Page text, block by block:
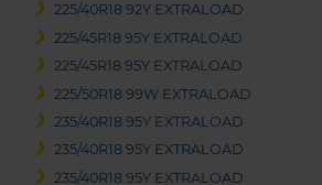
225/40R18 92Y EXTRALOAD
225/45R18 95Y EXTRALOAD
225/45R18 95Y EXTRALOAD
225/50R18 99W EXTRALOAD
235/40R18 95Y EXTRALOAD
235/40R18 95Y EXTRALOAD
235/40R18 95Y EXTRALOAD